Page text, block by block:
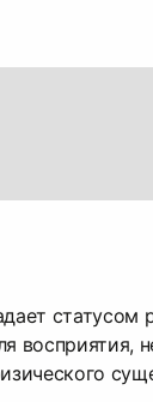
статусом
восприятия,